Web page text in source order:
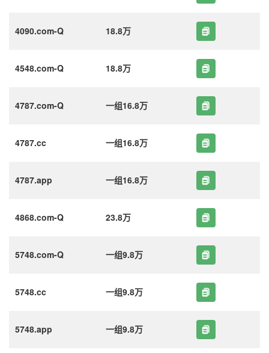
4090.com-Q 18.8万
4548.com-Q 18.8万
4787.com-Q 一组16.8万
4787.cc 一组16.8万
4787.app 一组16.8万
4868.com-Q 23.8万
5748.com-Q 一组9.8万
5748.cc 一组9.8万
5748.app 一组9.8万